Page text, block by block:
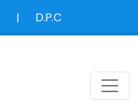
| D.P.C